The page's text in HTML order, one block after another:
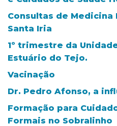
Consultas de Medicina
Santa Iria
1º trimestre da
Estuário do Tejo.
Vacinação
Dr. Pedro Afonso, a
Formação para
Formais no Sobralinho